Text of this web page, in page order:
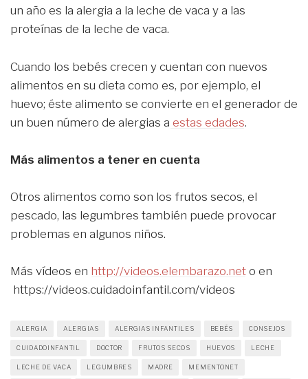
un año es la alergia a la leche de vaca y a las
proteínas de la leche de vaca.
Cuando los bebés crecen y cuentan con nuevos
alimentos en su dieta como es, por ejemplo, el
huevo; éste alimento se convierte en el generador de
un buen número de alergias a estas edades.
Más alimentos a tener en cuenta
Otros alimentos como son los frutos secos, el
pescado, las legumbres también puede provocar
problemas en algunos niños.
Más vídeos en http://videos.elembarazo.net o en
https://videos.cuidadoinfantil.com/videos
ALERGIA ALERGIAS ALERGIAS INFANTILES BEBÉS CONSEJOS
CUIDADOINFANTIL DOCTOR FRUTOS SECOS HUEVOS LECHE
LECHE DE VACA LEGUMBRES MADRE MEMENTONET